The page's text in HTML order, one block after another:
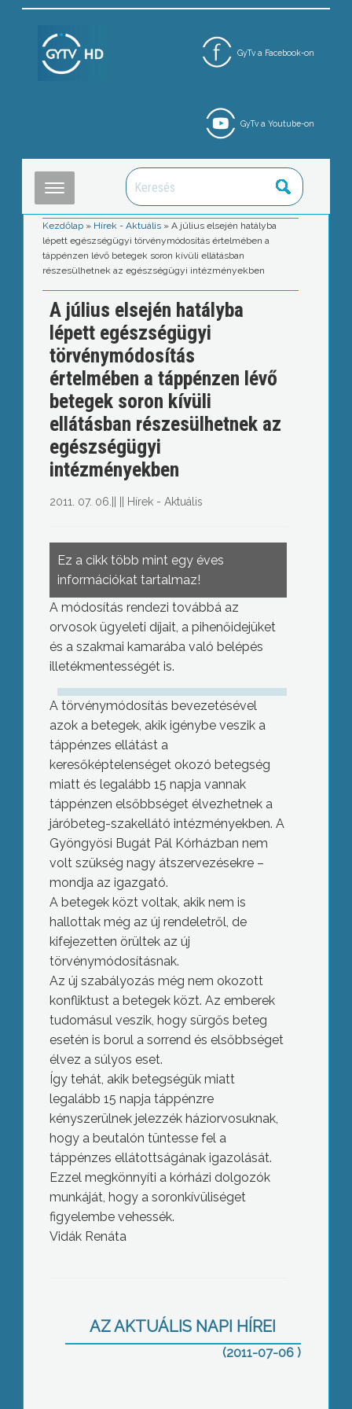
GyTv a Facebook-on
GyTv a Youtube-on
Kezdőlap » Hírek - Aktuális »A július elsején hatályba
lépett egészségügyi törvénymódosítás értelmében a
táppénzen lévő betegek soron kívüli ellátásban
részesülhetnek az egészségügyi intézményekben
A július elsején hatályba
lépett egészségügyi
törvénymódosítás
értelmében a táppénzen lévő
betegek soron kívüli
ellátásban részesülhetnek az
egészségügyi
intézményekben
2011. 07. 06. Hírek - Aktuális
Ez a cikk több mint egy éves
információkat tartalmaz!
A módosítás rendezi továbbá az
orvosok ügyeleti díjait, a pihenőidejüket
és a szakmai kamarába való belépés
illetékmentességét is.
A törvénymódosítás bevezetésével
azok a betegek, akik igénybe veszik a
táppénzes ellátást a
keresőképtelenséget okozó betegség
miatt és legalább 15 napja vannak
táppénzen elsőbbséget élvezhetnek a
járóbeteg-szakellátó intézményekben. A
Gyöngyösi Bugát Pál Kórházban nem
volt szükség nagy átszervezésekre –
mondja az igazgató.
A betegek közt voltak, akik nem is
hallottak még az új rendeletről, de
kifejezetten örültek az új
törvénymódosításnak.
Az új szabályozás még nem okozott
konfliktust a betegek közt. Az emberek
tudomásul veszik, hogy sürgős beteg
esetén is borul a sorrend és elsőbbséget
élvez a súlyos eset.
Így tehát, akik betegségük miatt
legalább 15 napja táppénzre
kényszerülnek jelezzék háziorvosuknak,
hogy a beutalón tüntesse fel a
táppénzes ellátottságának igazolását.
Ezzel megkönnyíti a kórházi dolgozók
munkáját, hogy a soronkívüliséget
figyelembe vehessék.
Vidák Renáta
AZ AKTUÁLIS NAPI HÍREI
(2011-07-06 )
is szó esett legutóbbi
Fogadóóránkban